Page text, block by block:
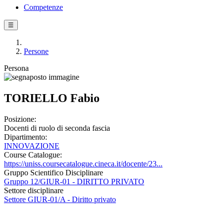
Competenze
☰
Persone
Persona
TORIELLO Fabio
Posizione:
Docenti di ruolo di seconda fascia
Dipartimento:
INNOVAZIONE
Course Catalogue:
https://uniss.coursecatalogue.cineca.it/docente/23...
Gruppo Scientifico Disciplinare
Gruppo 12/GIUR-01 - DIRITTO PRIVATO
Settore disciplinare
Settore GIUR-01/A - Diritto privato